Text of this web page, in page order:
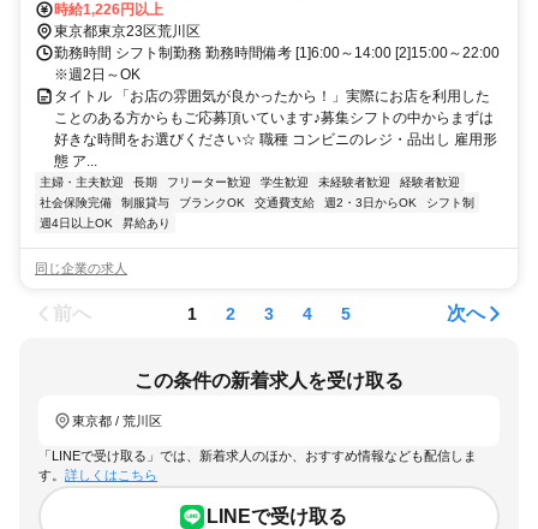
地前駅より徒歩7分 ★その他のアクセス可能駅/小台駅、上中里駅 ★
明治通り、尾久駅前交差点近く
時給1,226円以上
東京都東京23区荒川区
勤務時間 シフト制勤務 勤務時間備考 [1]6:00～14:00 [2]15:00～22:00
※週2日～OK
タイトル 「お店の雰囲気が良かったから！」実際にお店を利用した
ことのある方からもご応募頂いています♪募集シフトの中からまずは
好きな時間をお選びください☆ 職種 コンビニのレジ・品出し 雇用形
態 ア...
主婦・主夫歓迎 長期 フリーター歓迎 学生歓迎 未経験者歓迎
経験者歓迎
社会保険完備
制服貸与 ブランクOK 交通費支給 週2・3日からOK
シフト制
週4日以上OK
昇給あり
同じ企業の求人
前へ 1 2 3 4 5 次へ
この条件の新着求人を受け取る
東京都 / 荒川区
「LINEで受け取る」では、新着求人のほか、おすすめ情報なども配信しま
す。 詳しくはこちら
LINEで受け取る